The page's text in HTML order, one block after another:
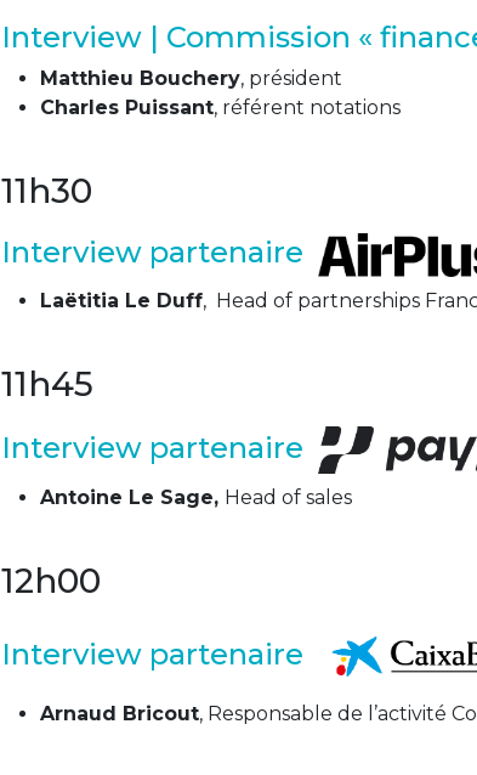
Interview | Commission «
Matthieu Bouchery, président
Charles Puissant, référent notations
11h30
Interview partenaire
Laëtitia Le Duff, Head of partnerships
11h45
Interview partenaire
Antoine Le Sage, Head of sales
12h00
Interview partenaire
Arnaud Bricout, Responsable de l’activité